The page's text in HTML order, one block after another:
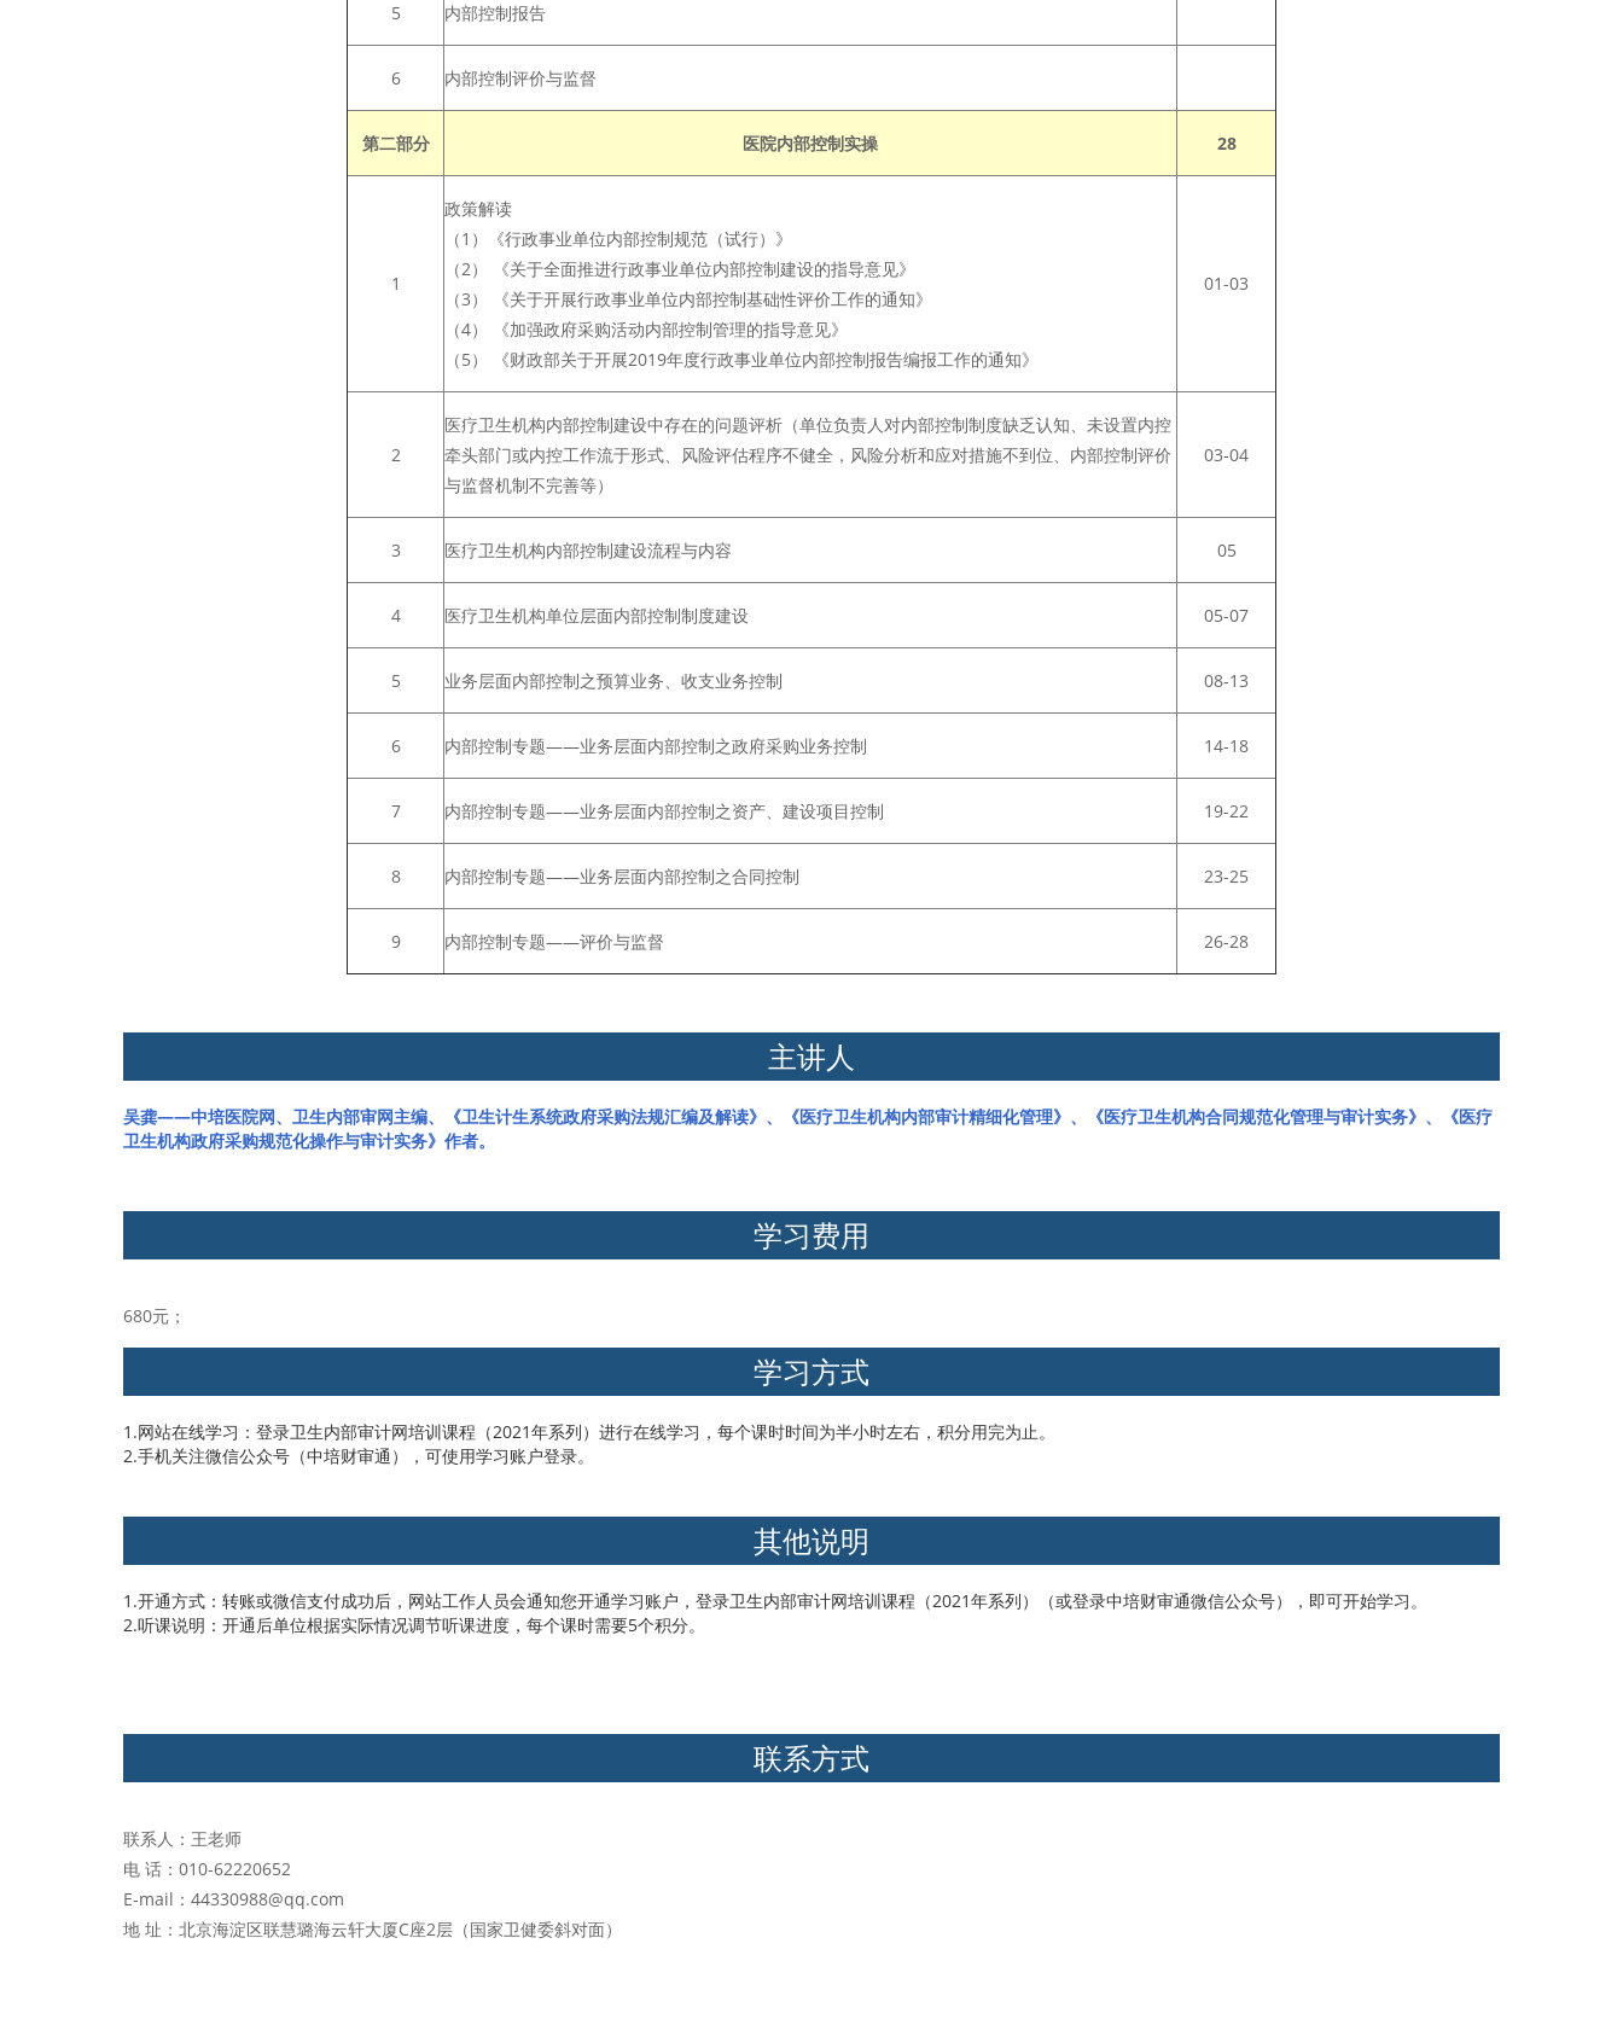
5 内部控制报告
6 内部控制评价与监督
第二部分 医院内部控制实操 28
1
政策解读
（1）《行政事业单位内部控制规范（试行）》
（2） 《关于全面推进行政事业单位内部控制建设的指导意见》
（3） 《关于开展行政事业单位内部控制基础性评价工作的通知》
（4） 《加强政府采购活动内部控制管理的指导意见》
（5） 《财政部关于开展2019年度行政事业单位内部控制报告编报工作的通知》
01-03
2
医疗卫生机构内部控制建设中存在的问题评析（单位负责人对内部控制制度缺乏认知、未设置内控
牵头部门或内控工作流于形式、风险评估程序不健全，风险分析和应对措施不到位、内部控制评价
与监督机制不完善等）
03-04
3 医疗卫生机构内部控制建设流程与内容 05
4 医疗卫生机构单位层面内部控制制度建设 05-07
5 业务层面内部控制之预算业务、收支业务控制 08-13
6 内部控制专题——业务层面内部控制之政府采购业务控制 14-18
7 内部控制专题——业务层面内部控制之资产、建设项目控制 19-22
8 内部控制专题——业务层面内部控制之合同控制 23-25
9 内部控制专题——评价与监督 26-28
主讲人
吴龚——中培医院网、卫生内部审网主编、《卫生计生系统政府采购法规汇编及解读》、《医疗卫生机构内部审计精细化管理》、《医疗卫生机构合同规范化管理与审计实务》、《医疗
卫生机构政府采购规范化操作与审计实务》作者。
学习费用
680元；
学习方式
1.网站在线学习：登录卫生内部审计网培训课程（2021年系列）进行在线学习，每个课时时间为半小时左右，积分用完为止。
2.手机关注微信公众号（中培财审通），可使用学习账户登录。
其他说明
1.开通方式：转账或微信支付成功后，网站工作人员会通知您开通学习账户，登录卫生内部审计网培训课程（2021年系列）（或登录中培财审通微信公众号），即可开始学习。
2.听课说明：开通后单位根据实际情况调节听课进度，每个课时需要5个积分。
联系方式
联系人：王老师
电 话：010-62220652
E-mail：44330988@qq.com
地 址：北京海淀区联慧璐海云轩大厦C座2层（国家卫健委斜对面）